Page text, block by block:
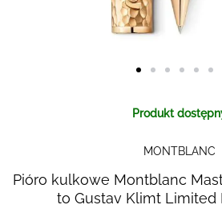
Produkt
MONTBLANC
Pióro kulkowe Montblanc
to Gustav Klimt Limited
gallery